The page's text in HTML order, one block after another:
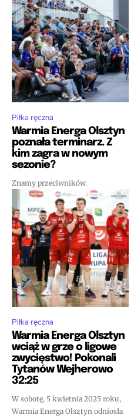
Piłka ręczna
Warmia Energa Olsztyn
poznała terminarz. Z
kim zagra w nowym
sezonie?
Znamy przeciwników.
Piłka ręczna
Warmia Energa Olsztyn
wciąż w grze o ligowe
zwycięstwo! Pokonali
Tytanów Wejherowo
32:25
W sobotę, 5 kwietnia 2025 roku,
Warmia Energa Olsztyn odniosła